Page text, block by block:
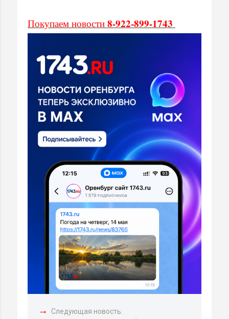
Покупаем новости 8-922-899-1743
→ Следующая новость: